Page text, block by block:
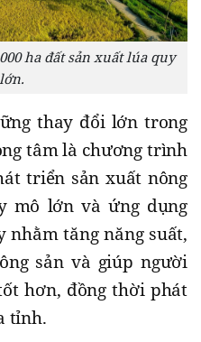
ha đất sản xuất lúa quy
thay đổi lớn trong
tâm là chương trình
triển sản xuất nông
mô lớn và ứng dụng
nhằm tăng năng suất,
sản và giúp người
hơn, đồng thời phát
tỉnh.